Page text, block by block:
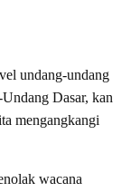
undang-undang
Dasar, kan
mengangkangi
wacana